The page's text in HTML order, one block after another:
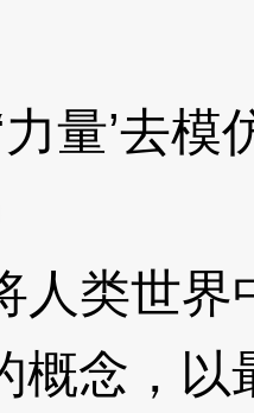
’去模
类世界中
概念，